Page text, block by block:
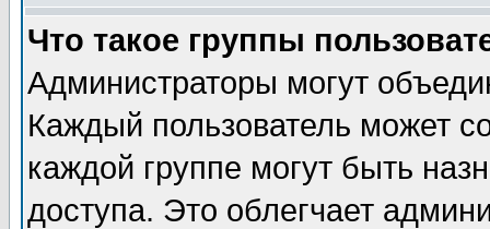
Что такое группы
Администраторы могут
Каждый пользователь может
каждой группе могут быть
доступа. Это облегчает